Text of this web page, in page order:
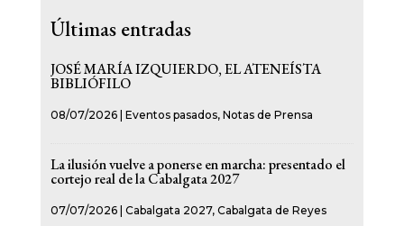
Últimas entradas
JOSÉ MARÍA IZQUIERDO, EL ATENEÍSTA
BIBLIÓFILO
08/07/2026| Eventos pasados, Notas de Prensa
La ilusión vuelve a ponerse en marcha: presentado el
cortejo real de la Cabalgata 2027
07/07/2026| Cabalgata 2027, Cabalgata de Reyes